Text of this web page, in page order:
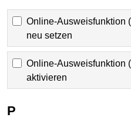
Online-Ausweisfunktion
neu setzen
Online-Ausweisfunktion
aktivieren
P